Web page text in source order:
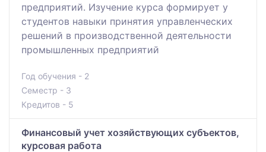
предприятий. Изучение курса формирует у
студентов навыки принятия управленческих
решений в производственной деятельности
промышленных предприятий
Год обучения - 2
Семестр - 3
Кредитов - 5
Финансовый учет хозяйствующих субъектов,
курсовая работа